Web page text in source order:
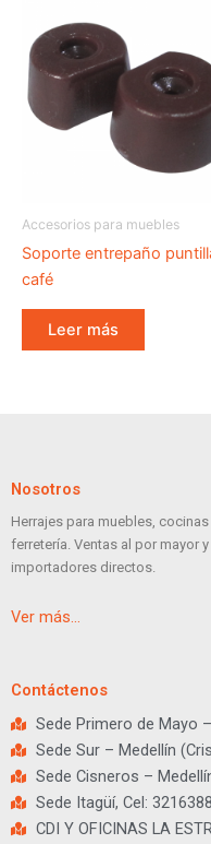
Accesorios para muebles
Soporte entrepaño
café
Leer más
Nosotros
Herrajes para muebles,
ferretería. Ventas al por mayor
importadores directos.
Ver más…
Contáctenos
Sede Primero de Mayo
Sede Sur – Medellín
Sede Cisneros –
Sede Itagüí, Cel:
CDI Y OFICINAS LA